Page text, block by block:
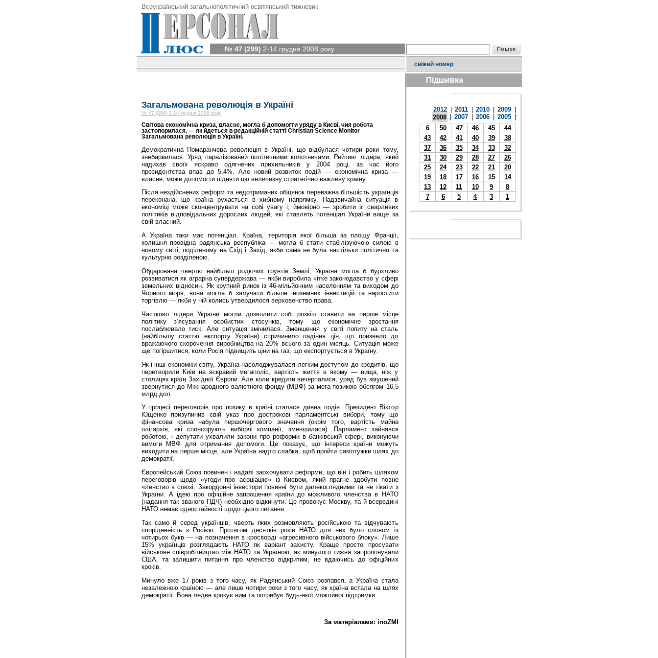
Всеукраїнський загальнополітичний освітянський тижневик
№ 47 (299) 2-14 грудня 2008 року
свіжий номер
Загальмована революція в Україні
№ 47 (299) 2-14 грудня 2008 року
Світова економічна криза, власне, могла б допомогти уряду в Києві, чия робота
застопорилася, — як йдеться в редакційній статті Christian Science Monitor
Загальмована революція в Україні.
Демократична Помаранчева революція в Україні, що відбулася чотири роки тому,
знебарвилася. Уряд паралізований політичними колотнечами. Рейтинг лідера, який
надихав своїх яскраво одягнених прихильників у 2004 році, за час його
президентства впав до 5,4%. Але новий розвиток подій — економічна криза —
власне, може допомогти підняти цю величезну стратегічно важливу країну.
Після нездійснених реформ та недотриманих обіцянок переважна більшість українців
переконана, що країна рухається в хибному напрямку. Надзвичайна ситуація в
економіці може сконцентрувати на собі увагу і, ймовірно — зробити зі сварливих
політиків відповідальних дорослих людей, які ставлять потенціал України вище за
свій власний.
А Україна таки має потенціал. Країна, територія якої більша за площу Франції,
колишня провідна радянська республіка — могла б стати стабілізуючою силою в
новому світі, поділеному на Схід і Захід, якби сама не була настільки політично та
культурно розділеною.
Обдарована чвертю найбільш родючих ґрунтів Землі, Україна могла б бурхливо
розвиватися як аграрна супердержава — якби виробила чітке законодавство у сфері
земельних відносин. Як крупний ринок із 46-мільйонним населенням та виходом до
Чорного моря, вона могла б залучати більше іноземних інвестицій та наростити
торгівлю — якби у ній колись утвердилося верховенство права.
Частково лідери України могли дозволити собі розкіш ставити на перше місце
політику з‘ясування особистих стосунків, тому що економічне зростання
послаблювало тиск. Але ситуація змінилася. Зменшення у світі попиту на сталь
(найбільшу статтю експорту України) спричинило падіння цін, що призвело до
вражаючого скорочення виробництва на 20% всього за один місяць. Ситуація може
ще погіршитися, коли Росія підвищить ціни на газ, що експортується в Україну.
Як і інші економіки світу, Україна насолоджувалася легким доступом до кредитів, що
перетворили Київ на яскравий мегаполіс, вартість життя в якому — вища, ніж у
столицях країн Західної Європи. Але коли кредити вичерпалися, уряд був змушений
звернутися до Міжнародного валютного фонду (МВФ) за мега-позикою обсягом 16,5
млрд.дол.
У процесі переговорів про позику в країні сталася дивна подія. Президент Віктор
Ющенко призупинив свій указ про дострокові парламентські вибори, тому що
фінансова криза набула першочергового значення (окрім того, вартість майна
олігархів, які спонсорують виборчі компанії, зменшилася). Парламент зайнявся
роботою, і депутати ухвалили закони про реформи в банківській сфері, виконуючи
вимоги МВФ для отримання допомоги. Це показує, що інтереси країни можуть
виходити на перше місце, але Україна надто слабка, щоб пройти самотужки шлях до
демократії.
Європейський Союз повинен і надалі заохочувати реформи, що він і робить шляхом
переговорів щодо «угоди про асоціацію» із Києвом, який прагне здобути повне
членство в союзі. Закордонні інвестори повинні бути далекоглядними та не тікати з
України. А ідею про офіційне запрошення країни до можливого членства в НАТО
(надання так званого ПДЧ) необхідно відкинути. Це провокує Москву, та й всередині
НАТО немає одностайності щодо цього питання.
Так само й серед українців, чверть яких розмовляють російською та відчувають
спорідненість з Росією. Протягом десятків років НАТО для них було словом із
чотирьох букв — на позначення в кросворді «агресивного військового блоку». Лише
15% українців розглядають НАТО як варіант захисту. Краще просто просувати
військове співробітництво між НАТО та Україною, як минулого тижня запропонували
США, та залишити питання про членство відкритим, не вдаючись до офіційних
кроків.
Минуло вже 17 років з того часу, як Радянський Союз розпався, а Україна стала
незалежною країною — але лише чотири роки з того часу, як країна встала на шлях
демократії. Вона ледве крокує ним та потребує будь-якої можливої підтримки.
За матерiалами: inoZMI
Підшивка
2012 2011 2010 2009
2008
2007 2006 2005
6
50 47 46 45
44
43
42 41 40 39
38
37
36 35 34 33
32
31
30 29 28 27
26
25
24 23 22 21
20
19
18 17 16 15
14
13
12 11 10 9
8
7
6 5 4 3 1